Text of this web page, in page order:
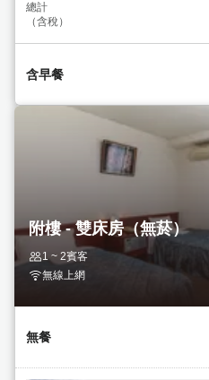
總計
（含稅）
含早餐
含早餐
閱讀更多
附樓 - 雙床房（無菸）
1 ~ 2賓客
無線上網
無餐